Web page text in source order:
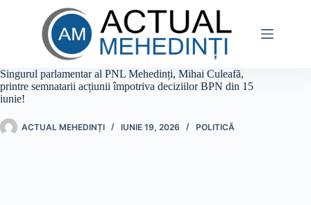
Singurul parlamentar al PNL Mehedinți, Mihai Culeafă,
printre semnatarii acțiunii împotriva deciziilor BPN din 15
iunie!
ACTUAL MEHEDINȚI IUNIE 19, 2026 POLITICĂ